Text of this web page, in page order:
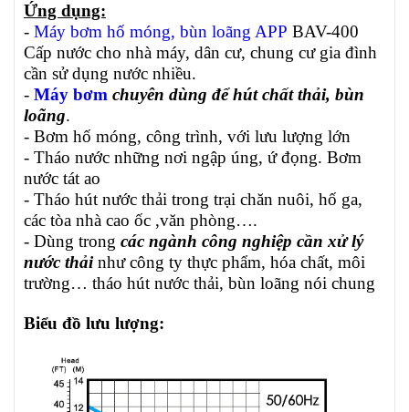
Ứng dụng:
- Máy bơm hố móng, bùn loãng APP BAV-400
Cấp nước cho nhà máy, dân cư, chung cư gia đình
cần sử dụng nước nhiều.
- Máy bơm chuyên dùng để hút chất thải, bùn
loãng.
- Bơm hố móng, công trình, với lưu lượng lớn
- Tháo nước những nơi ngập úng, ứ đọng. Bơm
nước tát ao
- Tháo hút nước thải trong trại chăn nuôi, hố ga,
các tòa nhà cao ốc ,văn phòng….
- Dùng trong các ngành công nghiệp cần xử lý
nước thảinhư công ty thực phẩm, hóa chất, môi
trường… tháo hút nước thải, bùn loãng nói chung
Biểu đồ lưu lượng: